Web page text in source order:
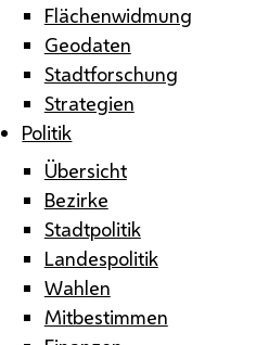
Flächenwidmung
Geodaten
Stadtforschung
Strategien
Politik
Übersicht
Bezirke
Stadtpolitik
Landespolitik
Wahlen
Mitbestimmen